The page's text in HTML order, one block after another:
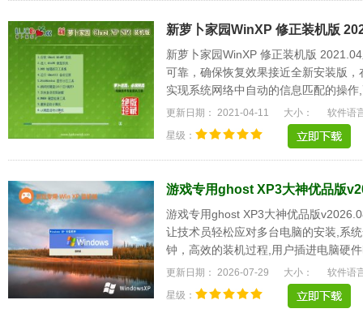
新萝卜家园WinXP 修正装机版
新萝卜家园WinXP 修正装机版
可靠，确保恢复效果接近全新安装版
实现系统网络中自动的信息匹配的操
统将更稳定，.....
更新日期： 2021-04-11 大小：
软件语
星级：
游戏专用ghost XP3大神优品版
游戏专用ghost XP3大神优品版
让技术员轻松应对多台电脑的安装,系
钟，高效的装机过程,用户插进电脑硬
更强大的软硬.....
更新日期： 2026-07-29 大小：
软件语
星级：